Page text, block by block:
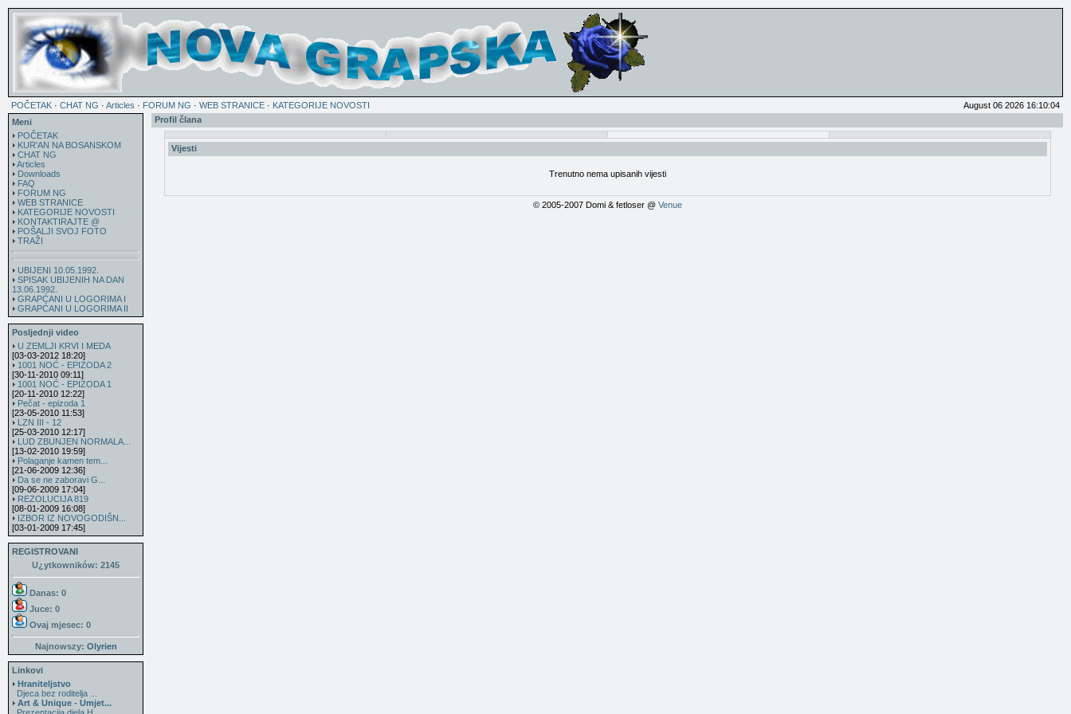
POČETAK · CHAT NG · Articles · FORUM NG · WEB STRANICE · KATEGORIJE NOVOSTI
August 06 2026 16:10:04
Meni
POČETAK
KUR'AN NA BOSANSKOM
CHAT NG
Articles
Downloads
FAQ
FORUM NG
WEB STRANICE
KATEGORIJE NOVOSTI
KONTAKTIRAJTE @
POŠALJI SVOJ FOTO
TRAŽI
UBIJENI 10.05.1992.
SPISAK UBIJENIH NA DAN
13.06.1992.
GRAPĆANI U LOGORIMA I
GRAPĆANI U LOGORIMA II
Posljednji video
U ZEMLJI KRVI I MEDA
[03-03-2012 18:20]
1001 NOĆ - EPIZODA 2
[30-11-2010 09:11]
1001 NOĆ - EPIZODA 1
[20-11-2010 12:22]
Pečat - epizoda 1
[23-05-2010 11:53]
LZN III - 12
[25-03-2010 12:17]
LUD ZBUNJEN NORMALA...
[13-02-2010 19:59]
Polaganje kamen tem...
[21-06-2009 12:36]
Da se ne zaboravi G...
[09-06-2009 17:04]
REZOLUCIJA 819
[08-01-2009 16:08]
IZBOR IZ NOVOGODIŠN...
[03-01-2009 17:45]
REGISTROVANI
U¿ytkowników: 2145
Danas: 0
Juce: 0
Ovaj mjesec: 0
Najnowszy: Olyrien
Linkovi
Hraniteljstvo
Djeca bez roditelja ...
Art & Unique - Umjet...
Profil člana
Vijesti
Trenutno nema upisanih vijesti
© 2005-2007 Domi & fetloser @ Venue